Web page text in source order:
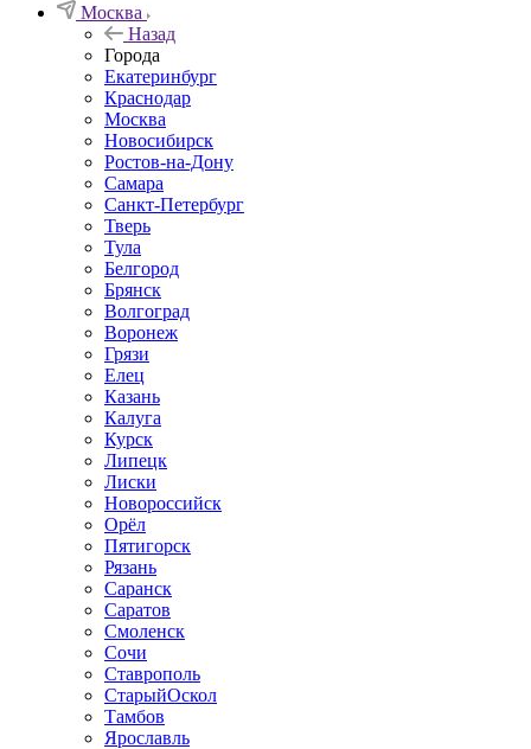
Москва
Назад
Города
Екатеринбург
Краснодар
Москва
Новосибирск
Ростов-на-Дону
Самара
Санкт-Петербург
Тверь
Тула
Белгород
Брянск
Волгоград
Воронеж
Грязи
Елец
Казань
Калуга
Курск
Липецк
Лиски
Новороссийск
Орёл
Пятигорск
Рязань
Саранск
Саратов
Смоленск
Сочи
Ставрополь
СтарыйОскол
Тамбов
Ярославль